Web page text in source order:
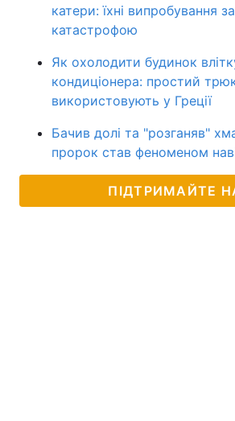
катери: їхні випробування
катастрофою
Як охолодити будинок
кондиціонера: простий
використовують у Греції
Бачив долі та "розганяв"
пророк став феноменом
ПІДТРИМАЙТЕ